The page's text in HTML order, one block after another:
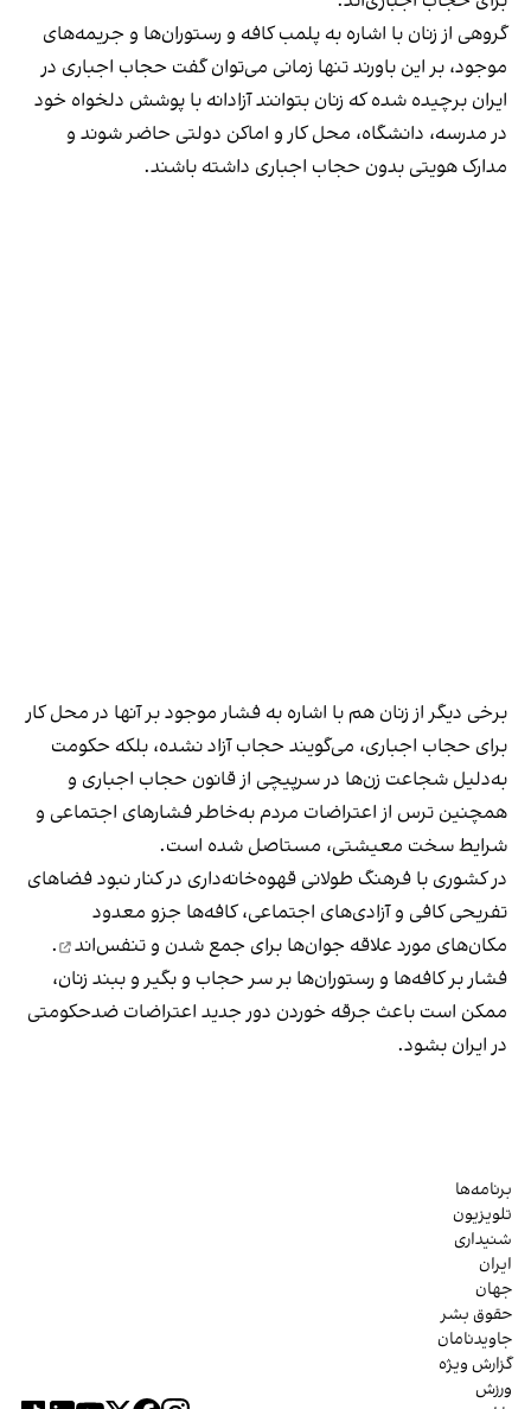
گروهی از زنان با اشاره به پلمب کافه و رستوران‌ها و جریمه‌های
موجود، بر این باورند تنها زمانی می‌توان گفت حجاب اجباری در
ایران برچیده شده که زنان بتوانند آزادانه با پوشش دلخواه خود
در مدرسه، دانشگاه، محل کار و اماکن دولتی حاضر شوند و
مدارک هویتی بدون حجاب اجباری داشته باشند.
برخی دیگر از زنان هم با اشاره به فشار موجود بر آنها در محل کار
برای حجاب اجباری، می‌گویند حجاب آزاد نشده، بلکه حکومت
به‌دلیل شجاعت زن‌ها در سرپیچی از قانون حجاب اجباری و
همچنین ترس از اعتراضات مردم به‌خاطر فشارهای اجتماعی و
شرایط سخت معیشتی، مستاصل شده است.
در کشوری با فرهنگ طولانی قهوه‌‌خانه‌داری در کنار نبود فضاهای
تفریحی کافی و آزادی‌های اجتماعی، کافه‌ها جزو معدود
مکان‌های مورد علاقه جوان‌ها برای جمع شدن و تنفس‌اند
.
فشار بر کافه‌ها و رستوران‌ها بر سر حجاب و بگیر و ببند زنان،
ممکن است باعث جرقه خوردن دور جدید اعتراضات ضدحکومتی
در ایران بشود.
برنامه‌ها
تلویزیون
شنیداری
ایران
جهان
حقوق بشر
جاویدنامان
گزارش ویژه
ورزش